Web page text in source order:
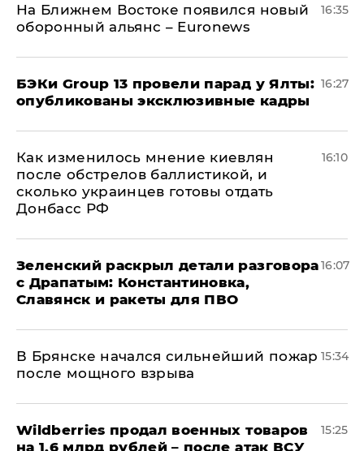
На Ближнем Востоке появился новый
оборонный альянс – Euronews
16:35
​БЭКи Group 13 провели парад у Ялты:
опубликованы эксклюзивные кадры
16:27
Как изменилось мнение киевлян
после обстрелов баллистикой, и
сколько украинцев готовы отдать
Донбасс РФ
16:10
​Зеленский раскрыл детали разговора
с Драпатым: Константиновка,
Славянск и ракеты для ПВО
16:07
В Брянске начался сильнейший пожар
после мощного взрыва
15:34
​Wildberries продал военных товаров
на 1,6 млрд рублей – после атак ВСУ
15:25